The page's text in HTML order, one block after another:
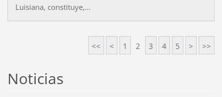
Luisiana, constituye,...
<< < 1 2 3 4 5 > >>
Noticias